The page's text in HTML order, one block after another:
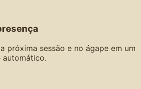
próxima sessão e no ágape em um
automático.